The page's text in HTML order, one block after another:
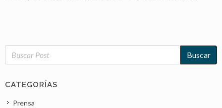
Buscar
CATEGORÍAS
Prensa